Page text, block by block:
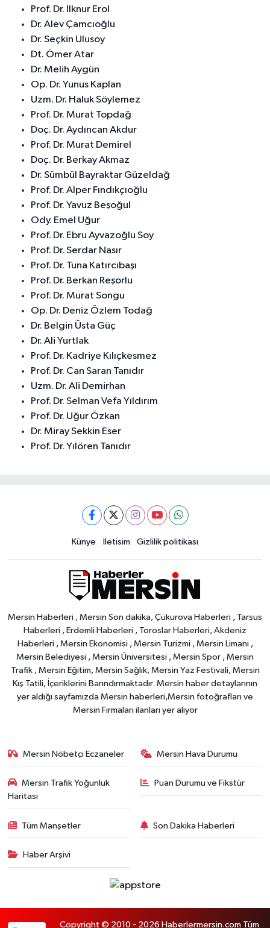
Prof. Dr. İlknur Erol
Dr. Alev Çamcıoğlu
Dr. Seçkin Ulusoy
Dt. Ömer Atar
Dr. Melih Aygün
Op. Dr. Yunus Kaplan
Uzm. Dr. Haluk Söylemez
Prof. Dr. Murat Topdağ
Doç. Dr. Aydıncan Akdur
Prof. Dr. Murat Demirel
Doç. Dr. Berkay Akmaz
Dr. Sümbül Bayraktar Güzeldağ
Prof. Dr. Alper Fındıkçıoğlu
Prof. Dr. Yavuz Beşoğul
Ody. Emel Uğur
Prof. Dr. Ebru Ayvazoğlu Soy
Prof. Dr. Serdar Nasır
Prof. Dr. Tuna Katırcıbaşı
Prof. Dr. Berkan Reşorlu
Prof. Dr. Murat Songu
Op. Dr. Deniz Özlem Todağ
Dr. Belgin Üsta Güç
Dr. Ali Yurtlak
Prof. Dr. Kadriye Kılıçkesmez
Prof. Dr. Can Saran Tanıdır
Uzm. Dr. Ali Demirhan
Prof. Dr. Selman Vefa Yıldırım
Prof. Dr. Uğur Özkan
Dr. Miray Sekkin Eser
Prof. Dr. Yılören Tanıdır
Künye İletisim Gizlilik politikası
Mersin Haberleri , Mersin Son dakika, Çukurova Haberleri , Tarsus
Haberleri , Erdemli Haberleri , Toroslar Haberleri, Akdeniz
Haberleri , Mersin Ekonomisi , Mersin Turizmi , Mersin Limanı ,
Mersin Belediyesi , Mersin Üniversitesi , Mersin Spor , Mersin
Trafik , Mersin Eğitim, Mersin Sağlık, Mersin Yaz Festivali, Mersin
Kış Tatili, İçeriklerini Barındırmaktadır. Mersin haber detaylarının
yer aldığı sayfamızda Mersin haberleri,Mersin fotoğrafları ve
Mersin Firmaları ilanları yer alıyor
Mersin Nöbetçi Eczaneler Mersin Hava Durumu
Mersin Trafik Yoğunluk
Haritası
Puan Durumu ve Fikstür
Tüm Manşetler Son Dakika Haberleri
Haber Arşivi
Copyright © 2010 - 2026 Haberlermersin.com Tüm